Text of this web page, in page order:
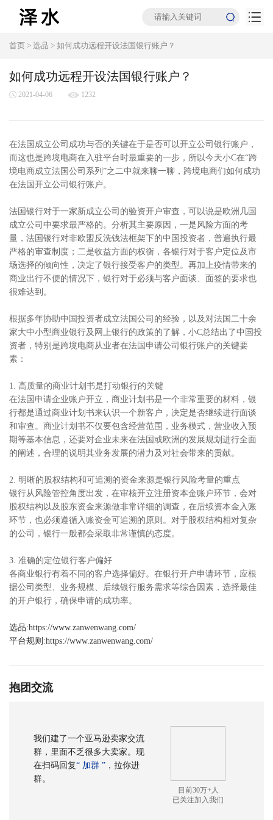
首页 > 选品 > 如何成功远程开设法国银行账户？
如何成功远程开设法国银行账户？
2021-04-06 1232
在法国成立公司成功与否的关键在于是否可以开立公司银行账户，
而这也是跨境电商在入驻平台时最重要的一步，所以今天小C在“跨
境电商成立法国公司系列”之二中就来聊一聊，跨境电商们如何成功
在法国开立公司银行账户。
法国银行对于一家新成立公司的验资开户审查，可以说是欧洲几国
成立公司中要求最严格的。分析其主要原因，一是风险方面的考
量，法国银行对非欧盟反洗钱法框架下的中国投资者，普遍执行最
严格的审查制度；二是收益方面的权衡，各银行对于客户定位及市
场选择的倾向性，决定了银行接受客户的类型。再加上疫情带来的
商业出行不便的情况下，银行对于必须与客户面谈、面签的要求也
很难达到。
根据多年协助中国投资者成立法国公司的经验，以及对法国二十余
家大中小型商业银行及网上银行的政策的了解，小C总结出了中国投
资者，特别是跨境电商从业者在法国申请公司银行账户的关键要
素：
1. 高质量的商业计划书是打动银行的关键
在法国申请企业账户开立，商业计划书是一个非常重要的材料，银
行都是通过商业计划书来认识一个新客户，决定是否继续进行面谈
和审查。商业计划书不仅要包含经营范围，业务模式，营业收入预
期等基本信息，还要对企业未来在法国或欧洲的发展规划进行全面
的阐述，合理的说明其业务发展的潜力及对社会带来的贡献。
2. 明晰的股权结构和可追溯的资金来源是银行风险考量的重点
银行从风险管控角度出发，在审核开立注册资本金账户环节，会对
股权结构以及股东资金来源做非常详细的调查，在后续资本金入账
环节，也必须遵循入账资金可追溯的原则。对于股权结构相对复杂
的公司，银行一般都会采取非常谨慎的态度。
3. 准确的定位银行客户偏好
各商业银行有着不同的客户选择偏好。在银行开户申请环节，应根
据公司类型、业务规模、后续银行服务需求等综合因素，选择最佳
的开户银行，确保申请的成功率。
选品:https://www.zanwenwang.com/
平台规则 :https://www.zanwenwang.com/
抱团交流
我们建了一个亚马逊卖家交流
群，里面不乏很多大卖家。现
在扫码回复“ 加群 ” ，拉你进
群。
目前30万+人
已关注加入我们